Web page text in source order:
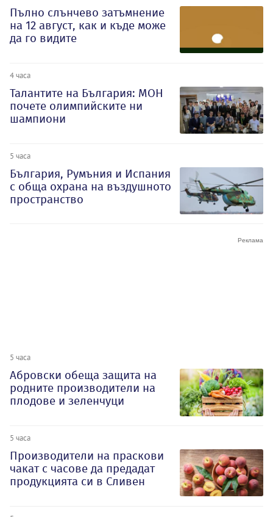
Пълно слънчево затъмнение
на 12 август, как и къде може
да го видите
4 часа
Талантите на България: МОН
почете олимпийските ни
шампиони
5 часа
България, Румъния и Испания
с обща охрана на въздушното
пространство
5 часа
Абровски обеща защита на
родните производители на
плодове и зеленчуци
5 часа
Производители на праскови
чакат с часове да предадат
продукцията си в Сливен